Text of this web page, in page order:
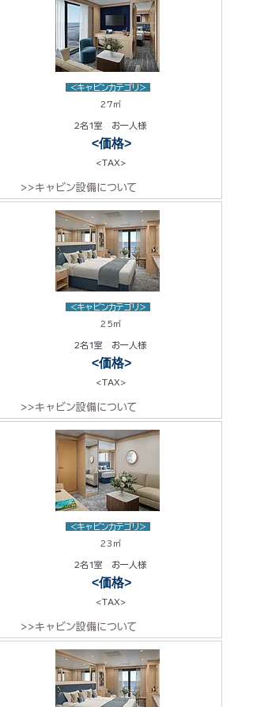
<キャビンカテゴリ>
27㎡
2名1室 お一人様
<価格>
<TAX>
>>キャビン設備について
<キャビンカテゴリ>
25㎡
2名1室 お一人様
<価格>
<TAX>
>>キャビン設備について
<キャビンカテゴリ>
23㎡
2名1室 お一人様
<価格>
<TAX>
>>キャビン設備について